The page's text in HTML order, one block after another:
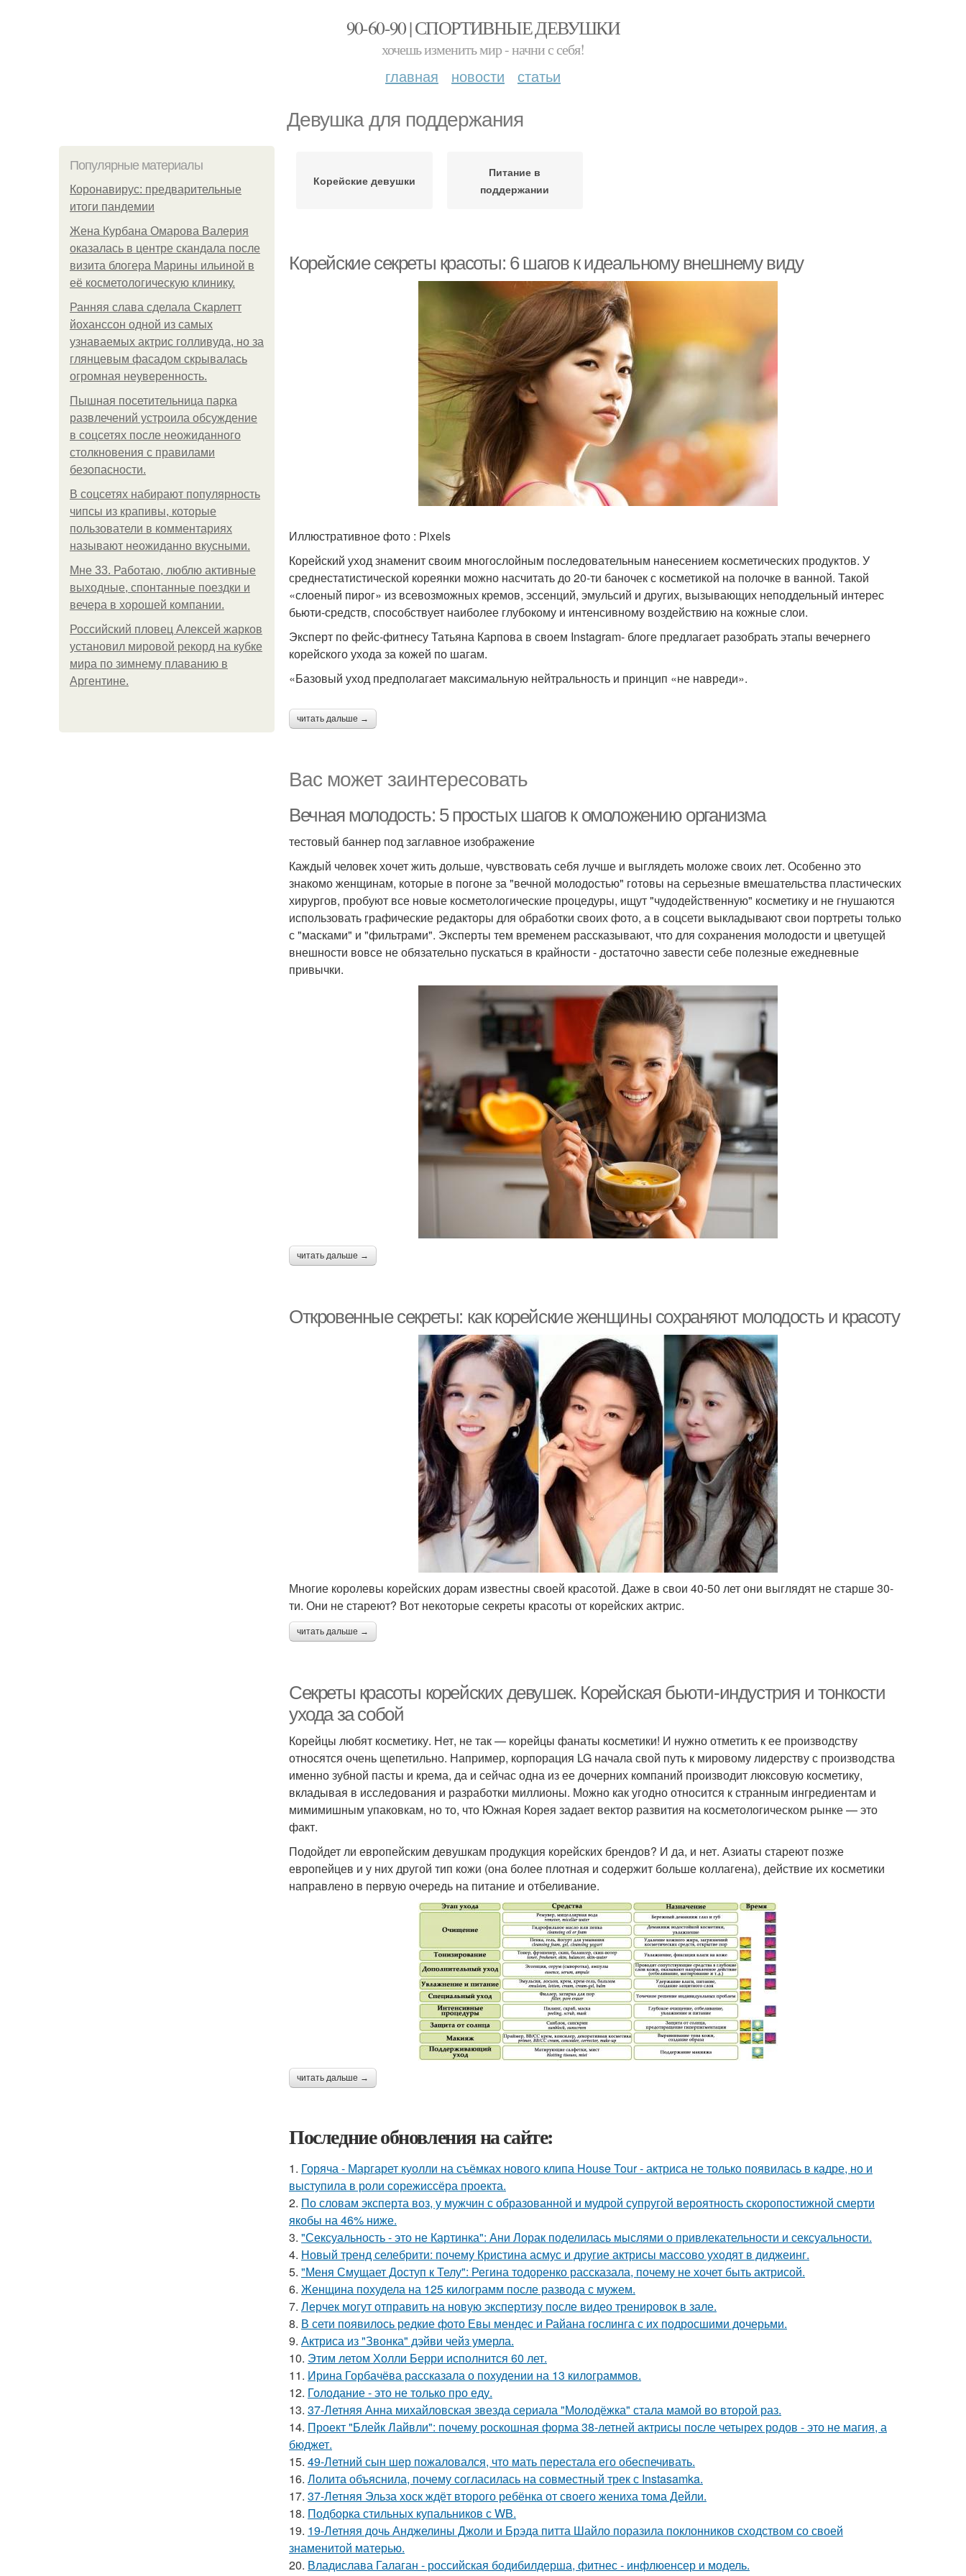
90-60-90 | СПОРТИВНЫЕ ДЕВУШКИ
хочешь изменить мир - начни с себя!
главная новости статьи
Девушка для поддержания
Популярные материалы
Коронавирус: предварительные
итоги пандемии
Жена Курбана Омарова Валерия
оказалась в центре скандала после
визита блогера Марины ильиной в
её косметологическую клинику.
Ранняя слава сделала Скарлетт
йоханссон одной из самых
узнаваемых актрис голливуда, но за
глянцевым фасадом скрывалась
огромная неуверенность.
Пышная посетительница парка
развлечений устроила обсуждение
в соцсетях после неожиданного
столкновения с правилами
безопасности.
В соцсетях набирают популярность
чипсы из крапивы, которые
пользователи в комментариях
называют неожиданно вкусными.
Мне 33. Работаю, люблю активные
выходные, спонтанные поездки и
вечера в хорошей компании.
Российский пловец Алексей жарков
установил мировой рекорд на кубке
мира по зимнему плаванию в
Аргентине.
Корейские девушки
Питание в
поддержании
Корейские секреты красоты: 6 шагов к идеальному внешнему виду
Иллюстративное фото : Pixels
Корейский уход знаменит своим многослойным последовательным нанесением косметических продуктов. У
среднестатистической кореянки можно насчитать до 20-ти баночек с косметикой на полочке в ванной. Такой
«слоеный пирог» из всевозможных кремов, эссенций, эмульсий и других, вызывающих неподдельный интерес
бьюти-средств, способствует наиболее глубокому и интенсивному воздействию на кожные слои.
Эксперт по фейс-фитнесу Татьяна Карпова в своем Instagram- блоге предлагает разобрать этапы вечернего
корейского ухода за кожей по шагам.
«Базовый уход предполагает максимальную нейтральность и принцип «не навреди».
читать дальше →
Вас может заинтересовать
Вечная молодость: 5 простых шагов к омоложению организма
тестовый баннер под заглавное изображение
Каждый человек хочет жить дольше, чувствовать себя лучше и выглядеть моложе своих лет. Особенно это
знакомо женщинам, которые в погоне за "вечной молодостью" готовы на серьезные вмешательства пластических
хирургов, пробуют все новые косметологические процедуры, ищут "чудодейственную" косметику и не гнушаются
использовать графические редакторы для обработки своих фото, а в соцсети выкладывают свои портреты только
с "масками" и "фильтрами". Эксперты тем временем рассказывают, что для сохранения молодости и цветущей
внешности вовсе не обязательно пускаться в крайности - достаточно завести себе полезные ежедневные
привычки.
читать дальше →
Откровенные секреты: как корейские женщины сохраняют молодость и красоту
Многие королевы корейских дорам известны своей красотой. Даже в свои 40-50 лет они выглядят не старше 30-
ти. Они не стареют? Вот некоторые секреты красоты от корейских актрис.
читать дальше →
Секреты красоты корейских девушек. Корейская бьюти-индустрия и тонкости
ухода за собой
Корейцы любят косметику. Нет, не так — корейцы фанаты косметики! И нужно отметить к ее производству
относятся очень щепетильно. Например, корпорация LG начала свой путь к мировому лидерству с производства
именно зубной пасты и крема, да и сейчас одна из ее дочерних компаний производит люксовую косметику,
вкладывая в исследования и разработки миллионы. Можно как угодно относится к странным ингредиентам и
мимимишным упаковкам, но то, что Южная Корея задает вектор развития на косметологическом рынке — это
факт.
Подойдет ли европейским девушкам продукция корейских брендов? И да, и нет. Азиаты стареют позже
европейцев и у них другой тип кожи (она более плотная и содержит больше коллагена), действие их косметики
направлено в первую очередь на питание и отбеливание.
читать дальше →
Последние обновления на сайте:
1. Горяча - Маргарет куолли на съёмках нового клипа House Tour - актриса не только появилась в кадре, но и
выступила в роли сорежиссёра проекта.
2. По словам эксперта воз, у мужчин с образованной и мудрой супругой вероятность скоропостижной смерти
якобы на 46% ниже.
3. "Сексуальность - это не Картинка": Ани Лорак поделилась мыслями о привлекательности и сексуальности.
4. Новый тренд селебрити: почему Кристина асмус и другие актрисы массово уходят в диджеинг.
5. "Меня Смущает Доступ к Телу": Регина тодоренко рассказала, почему не хочет быть актрисой.
6. Женщина похудела на 125 килограмм после развода с мужем.
7. Лерчек могут отправить на новую экспертизу после видео тренировок в зале.
8. В сети появилось редкие фото Евы мендес и Райана гослинга с их подросшими дочерьми.
9. Актриса из "Звонка" дэйви чейз умерла.
10. Этим летом Холли Берри исполнится 60 лет.
11. Ирина Горбачёва рассказала о похудении на 13 килограммов.
12. Голодание - это не только про еду.
13. 37-Летняя Анна михайловская звезда сериала "Молодёжка" стала мамой во второй раз.
14. Проект "Блейк Лайвли": почему роскошная форма 38-летней актрисы после четырех родов - это не магия, а
бюджет.
15. 49-Летний сын шер пожаловался, что мать перестала его обеспечивать.
16. Лолита объяснила, почему согласилась на совместный трек с Instasamka.
17. 37-Летняя Эльза хоск ждёт второго ребёнка от своего жениха тома Дейли.
18. Подборка стильных купальников с WB.
19. 19-Летняя дочь Анджелины Джоли и Брэда питта Шайло поразила поклонников сходством со своей
знаменитой матерью.
20. Владислава Галаган - российская бодибилдерша, фитнес - инфлюенсер и модель.